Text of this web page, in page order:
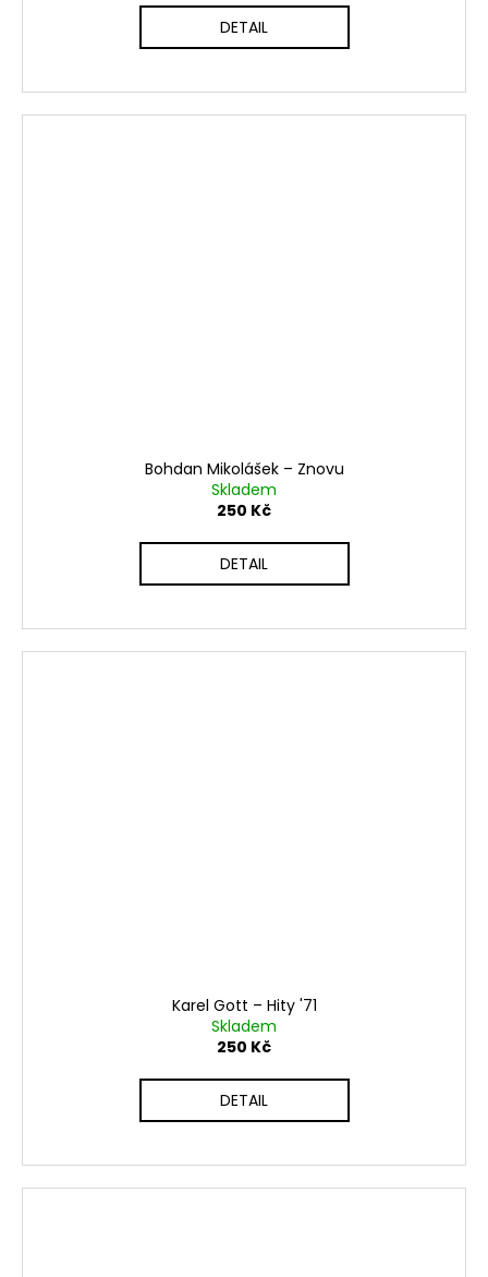
DETAIL
Bohdan Mikolášek ‎– Znovu
Skladem
250 Kč
DETAIL
Karel Gott ‎– Hity '71
Skladem
250 Kč
DETAIL